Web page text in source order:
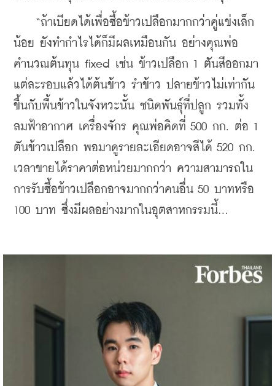
“ถ้าเบียดได้เพื่อซื้อข้าวเปลือกมากกว่าคู่แข่งเล็ก
น้อย ยังทำกำไรได้ก็มีผลเหมือนกัน อย่างคุณพ่อ
คำนวณต้นทุน fixed เช่น ข้าวเปลือก 1 ตันสีออกมา
แต่ละรอบแล้วได้ต้นข้าว รำข้าว ปลายข้าวไม่เท่ากัน
ขึ้นกับพื้นข้าวในจังหวะนั้น ชนิดพันธุ์ที่ปลูก รวมทั้ง
ลมฟ้าอากาศ เครื่องจักร คุณพ่อคิดที่ 500 กก. ต่อ 1
ตันข้าวเปลือก พอมาดูรายละเอียดอาจสีได้ 520 กก.
เวลาขายได้ราคาต่อหน่วยมากกว่า ความสามารถใน
การรับซื้อข้าวเปลือกอาจมากกว่าคนอื่น 50 บาทหรือ
100 บาท ซึ่งมีผลอย่างมากในอุตสาหกรรมนี้…